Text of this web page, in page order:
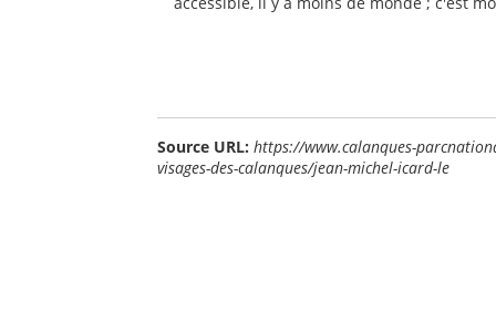
Source URL: https://www.calanques-
visages-des-calanques/jean-michel-icard-le